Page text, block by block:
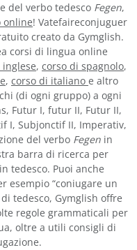
del verbo tedesco Fegen,
online! Vatefaireconjuguer
creato da Gymglish.
corsi di lingua online
, corso di spagnolo,
, corso di italiano e altro
(di ogni gruppo) a ogni
Futur I, futur II, Futur II,
I, Subjonctif II, Imperativ,
del verbo Fegen in
barra di ricerca per
tedesco. Puoi anche
esempio “coniugare un
tedesco, Gymglish offre
regole grammaticali per
oltre a utili consigli di